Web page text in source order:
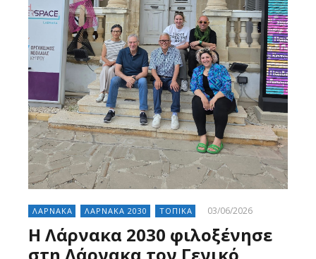
ΛΑΡΝΑΚΑ ΛΑΡΝΑΚΑ 2030 ΤΟΠΙΚΑ 03/06/2026
Η Λάρνακα 2030 φιλοξένησε